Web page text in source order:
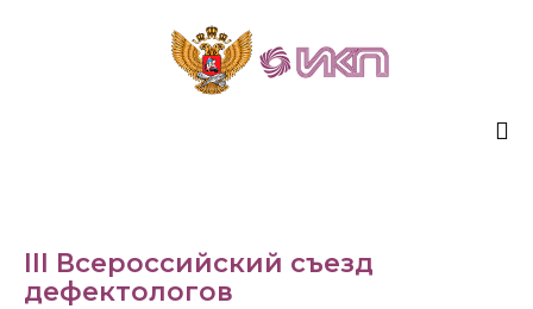
III Всероссийский съезд
дефектологов